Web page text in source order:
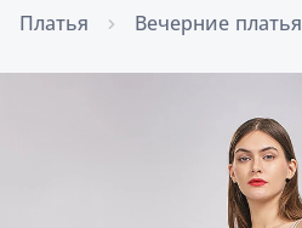
Платья Вечерние платья